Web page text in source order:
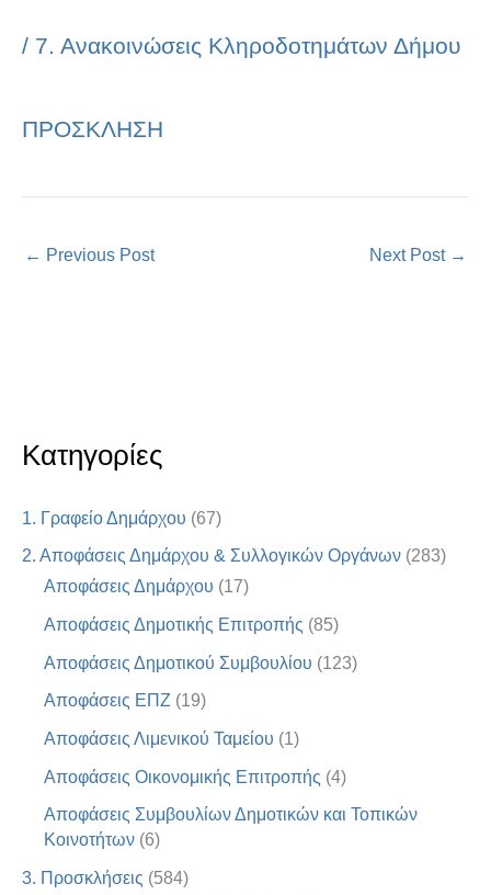
Κατηγορίες
1. Γραφείο Δημάρχου (67)
2. Αποφάσεις Δημάρχου & Συλλογικών Οργάνων (283)
Αποφάσεις Δημάρχου (17)
Αποφάσεις Δημοτικής Επιτροπής (85)
Αποφάσεις Δημοτικού Συμβουλίου (123)
Αποφάσεις ΕΠΖ (19)
Αποφάσεις Λιμενικού Ταμείου (1)
Αποφάσεις Οικονομικής Επιτροπής (4)
Αποφάσεις Συμβουλίων Δημοτικών και Τοπικών
Κοινοτήτων (6)
3. Προσκλήσεις (584)
/ 7. Ανακοινώσεις Κληροδοτημάτων Δήμου
ΠΡΟΣΚΛΗΣΗ
← Previous Post Next Post →